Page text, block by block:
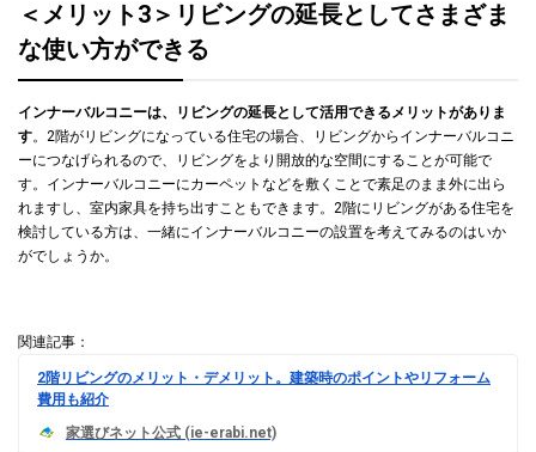
＜メリット3＞リビングの延長としてさまざま
な使い方ができる
インナーバルコニーは、リビングの延長として活用できるメリットがありま
す。2階がリビングになっている住宅の場合、リビングからインナーバルコニ
ーにつなげられるので、リビングをより開放的な空間にすることが可能で
す。インナーバルコニーにカーペットなどを敷くことで素足のまま外に出ら
れますし、室内家具を持ち出すこともできます。2階にリビングがある住宅を
検討している方は、一緒にインナーバルコニーの設置を考えてみるのはいか
がでしょうか。
関連記事：
2階リビングのメリット・デメリット。建築時のポイントやリフォーム
費用も紹介